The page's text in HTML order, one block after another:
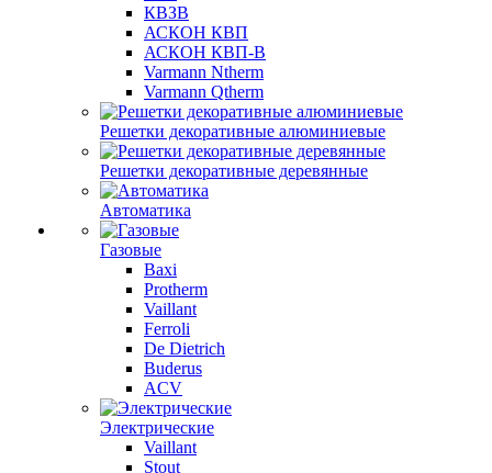
КВЗВ
АСКОН КВП
АСКОН КВП-В
Varmann Ntherm
Varmann Qtherm
Решетки декоративные алюминиевые
Решетки декоративные деревянные
Автоматика
Газовые
Baxi
Protherm
Vaillant
Ferroli
De Dietrich
Buderus
ACV
Электрические
Vaillant
Stout